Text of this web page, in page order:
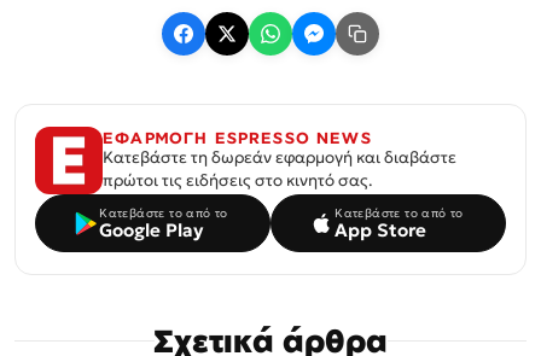
ΕΦΑΡΜΟΓΗ ESPRESSO NEWS
Κατεβάστε τη δωρεάν εφαρμογή και διαβάστε
πρώτοι τις ειδήσεις στο κινητό σας.
Κατεβάστε το από το
Google Play
Κατεβάστε το από το
App Store
Σχετικά άρθρα